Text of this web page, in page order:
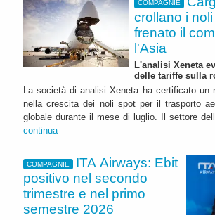
COMPAGNIE
crollano i
frenato il
l'Asia
L'analisi Xeneta
delle tariffe sulla
La società di analisi Xeneta ha certificato un
nella crescita dei noli spot per il trasporto
globale durante il mese di luglio. Il settore
continua
COMPAGNIE
ITA Airways: Ebit
positivo nel secondo
trimestre e nel primo
semestre 2026